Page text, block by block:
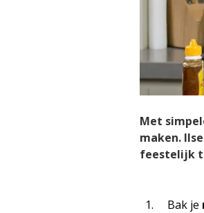
Met
maken.
feestelijk
Bak je